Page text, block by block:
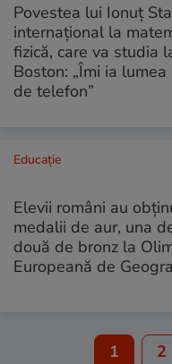
Povestea lui Ionuț
internațional la
fizică, care va studia
Boston: „Îmi ia
de telefon”
Educație
Elevii români au
medalii de aur, una
două de bronz la
Europeană de
1 2